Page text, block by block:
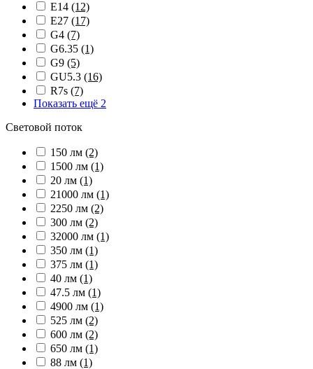
E14 (12)
E27 (17)
G4 (7)
G6.35 (1)
G9 (5)
GU5.3 (16)
R7s (7)
Показать ещё 2
Световой поток
150 лм (2)
1500 лм (1)
20 лм (1)
21000 лм (1)
2250 лм (2)
300 лм (2)
32000 лм (1)
350 лм (1)
375 лм (1)
40 лм (1)
47.5 лм (1)
4900 лм (1)
525 лм (2)
600 лм (2)
650 лм (1)
88 лм (1)